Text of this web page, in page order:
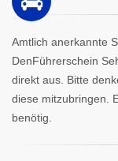
Amtlich anerkannte
DenFührerschein
direkt aus. Bitte
diese mitzubringen.
benötig.